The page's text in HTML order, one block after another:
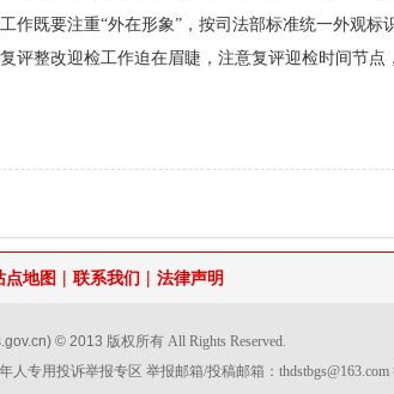
既要注重“外在形象”，按司法部标准统一外观标
整改迎检工作迫在眉睫，注意复评迎检时间节
点地图 | 联系我们 | 法律声明
© 2013 版权所有 All Rights Reserved.
人专用投诉举报专区 举报邮箱/投稿邮箱： thdstbgs@163.com